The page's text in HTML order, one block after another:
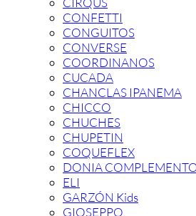
CONFETTI
CONGUITOS
CONVERSE
COORDINANOS
CUCADA
CHANCLAS IPANEMA
CHICCO
CHUCHES
CHUPETIN
COQUEFLEX
DONIA
ELI
GARZÓN Kids
GIOSEPPO